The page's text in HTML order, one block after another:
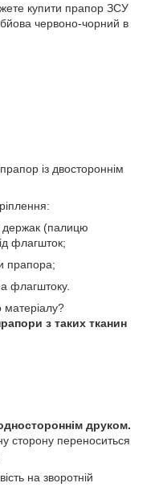
купити прапор ЗСУ
червоно-чорний в
із двостороннім
(палицю
флагшток;
прапора;
флагштоку.
матеріалу?
з таких тканин
друком.
сторону переноситься
на зворотній